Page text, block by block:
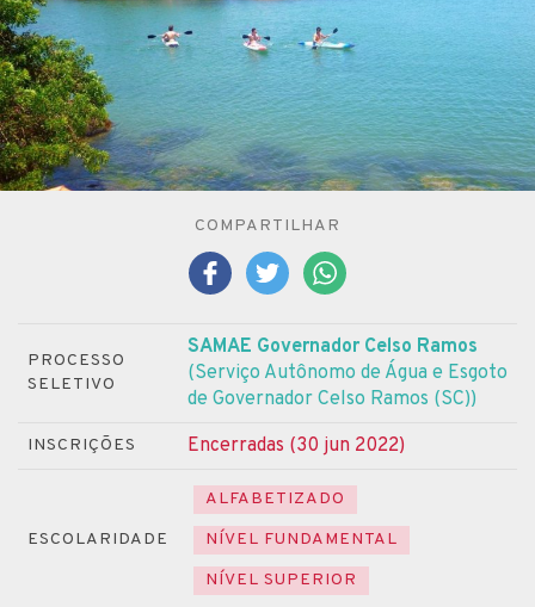
COMPARTILHAR
PROCESSO
SELETIVO
SAMAE Governador Celso Ramos
(Serviço Autônomo de Água e Esgoto
de Governador Celso Ramos (SC))
INSCRIÇÕES Encerradas (30 jun 2022)
ESCOLARIDADE
ALFABETIZADO
NÍVEL FUNDAMENTAL
NÍVEL SUPERIOR